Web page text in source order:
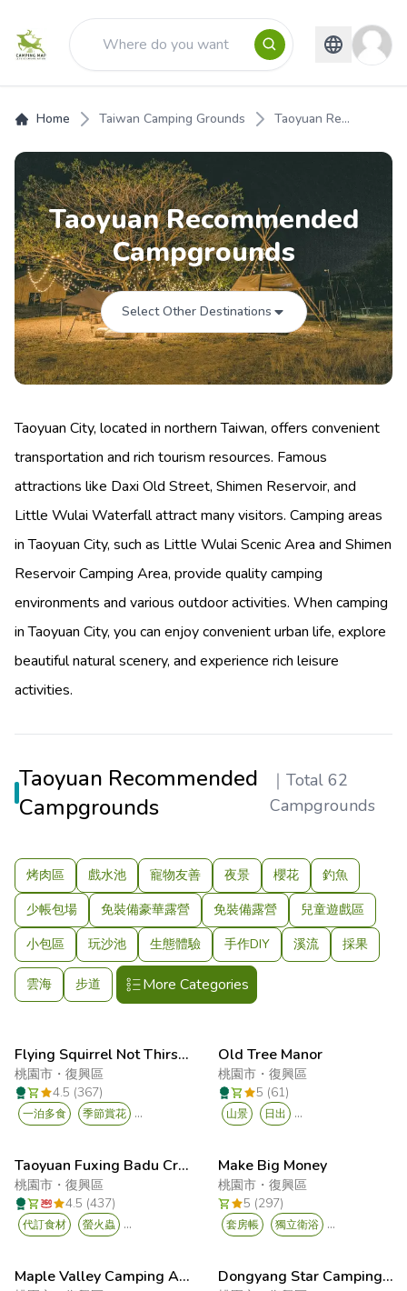
Home Taiwan Camping Grounds Taoyuan Re...
Taoyuan Recommended
Campgrounds
Select Other Destinations
Taoyuan City, located in northern Taiwan, offers convenient
transportation and rich tourism resources. Famous
attractions like Daxi Old Street, Shimen Reservoir, and
Little Wulai Waterfall attract many visitors. Camping areas
in Taoyuan City, such as Little Wulai Scenic Area and Shimen
Reservoir Camping Area, provide quality camping
environments and various outdoor activities. When camping
in Taoyuan City, you can enjoy convenient urban life, explore
beautiful natural scenery, and experience rich leisure
activities.
Taoyuan Recommended
Campgrounds
｜Total 62
Campgrounds
烤肉區 戲水池 寵物友善 夜景 櫻花
釣魚
少帳包場
免裝備豪華露營 免裝備露營
兒童遊戲區
小包區
玩沙池 生態體驗 手作DIY 溪流 採果
雲海 步道 More Categories
Flying Squirrel Not Thirsty Campground
桃園市 ・ 復興區
4.5 (367)
一泊多食 季節賞花 ...
Old Tree Manor
桃園市 ・ 復興區
5 (61)
山景 日出 ...
Taoyuan Fuxing Badu Creek (hunting tent)
桃園市 ・ 復興區
4.5 (437)
代訂食材 螢火蟲 ...
Make Big Money
桃園市 ・ 復興區
5 (297)
套房帳 獨立衛浴 ...
Maple Valley Camping Area Dongyang Star Camping Area